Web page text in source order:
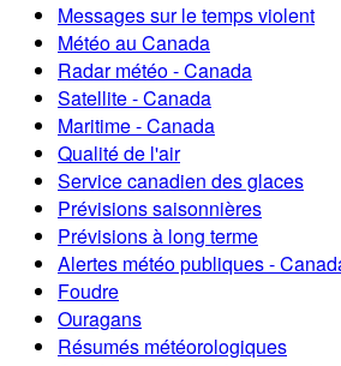
Messages sur le temps violent
Météo au Canada
Radar météo - Canada
Satellite - Canada
Maritime - Canada
Qualité de l'air
Service canadien des glaces
Prévisions saisonnières
Prévisions à long terme
Alertes météo publiques -
Foudre
Ouragans
Résumés météorologiques